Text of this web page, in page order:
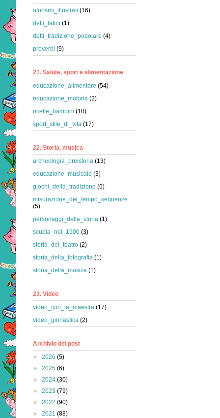
aforismi_illustrati (16)
detti_latini (1)
detti_tradizione_popolare (4)
proverbi (9)
21. Salute, sport e alimentazione
educazione_alimentare (54)
educazione_motoria (2)
ricette_bambini (10)
sport_stile_di_vita (17)
22. Storia, musica
archeologia_preistoria (13)
educazione_musicale (3)
giochi_della_tradizione (6)
misurazione_del_tempo_sequenze
(5)
personaggi_della_storia (1)
scuola_nel_1900 (3)
storia_del_teatro (2)
storia_della_fotografia (1)
storia_della_musica (1)
23. Video
video_con_la_maestra (17)
video_ginnastica (2)
Archivio dei post
► 2026 (5)
► 2025 (6)
► 2024 (30)
► 2023 (79)
► 2022 (90)
► 2021 (88)